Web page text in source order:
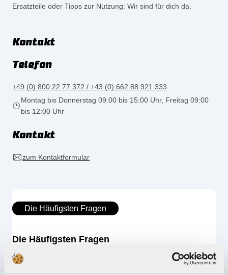
Ersatzteile oder Tipps zur Nutzung: Wir sind für dich da.
Kontakt
Telefon
+49 (0) 800 22 77 372 / +43 (0) 662 88 921 333
Montag bis Donnerstag 09:00 bis 15:00 Uhr, Freitag 09:00
bis 12:00 Uhr
Kontakt
zum Kontaktformular
Die Häufigsten Fragen
Die Häufigsten Fragen